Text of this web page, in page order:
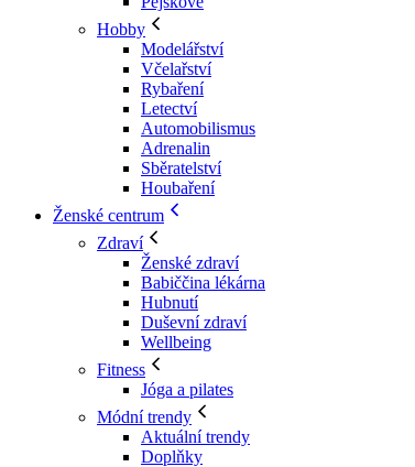
Hobby
Modelářství
Včelařství
Rybaření
Letectví
Automobilismus
Adrenalin
Sběratelství
Houbaření
Ženské centrum
Zdraví
Ženské zdraví
Babiččina lékárna
Hubnutí
Duševní zdraví
Wellbeing
Fitness
Jóga a pilates
Módní trendy
Aktuální trendy
Doplňky